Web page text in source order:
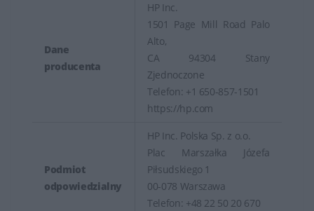
Dane
producenta
HP Inc.
1501 Page Mill Road Palo
Alto,
CA 94304 Stany
Zjednoczone
Telefon: +1 650-857-1501
https://hp.com
Podmiot
odpowiedzialny
HP Inc. Polska Sp. z o.o.
Plac Marszałka Józefa
Piłsudskiego 1
00-078 Warszawa
Telefon: +48 22 50 20 670